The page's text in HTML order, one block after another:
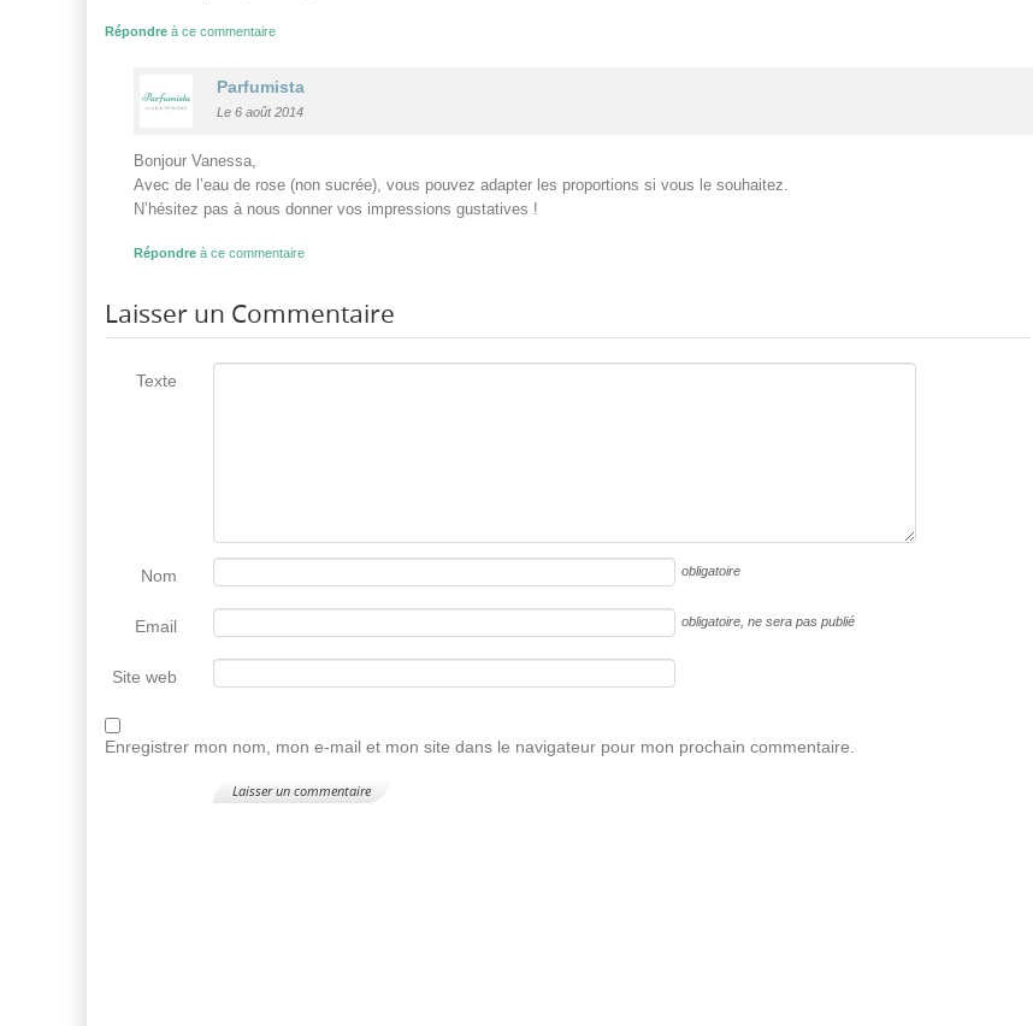
Répondre à ce commentaire
Parfumista
Le 6 août 2014
Bonjour Vanessa,
Avec de l’eau de rose (non sucrée), vous pouvez adapter les proportions si vous le souhaitez.
N’hésitez pas à nous donner vos impressions gustatives !
Répondre à ce commentaire
Laisser un Commentaire
Texte
Nom obligatoire
Email obligatoire , ne sera pas publié
Site web
Enregistrer mon nom, mon e-mail et mon site dans le navigateur pour mon prochain commentaire.